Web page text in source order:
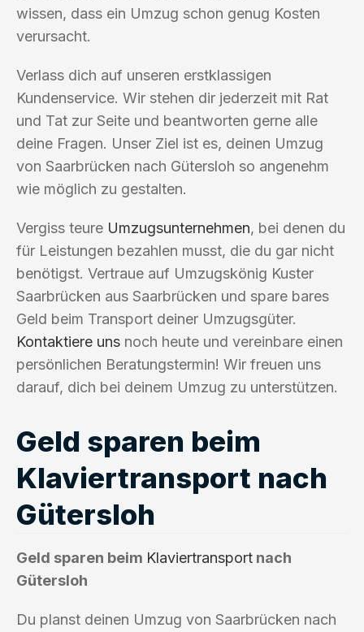
wissen, dass ein Umzug schon genug Kosten
verursacht.
Verlass dich auf unseren erstklassigen
Kundenservice. Wir stehen dir jederzeit mit Rat
und Tat zur Seite und beantworten gerne alle
deine Fragen. Unser Ziel ist es, deinen Umzug
von Saarbrücken nach Gütersloh so angenehm
wie möglich zu gestalten.
Vergiss teure Umzugsunternehmen, bei denen du
für Leistungen bezahlen musst, die du gar nicht
benötigst. Vertraue auf Umzugskönig Kuster
Saarbrücken aus Saarbrücken und spare bares
Geld beim Transport deiner Umzugsgüter.
Kontaktiere uns noch heute und vereinbare einen
persönlichen Beratungstermin! Wir freuen uns
darauf, dich bei deinem Umzug zu unterstützen.
Geld sparen beim
Klaviertransport nach
Gütersloh
Geld sparen beim Klaviertransport nach
Gütersloh
Du planst deinen Umzug von Saarbrücken nach